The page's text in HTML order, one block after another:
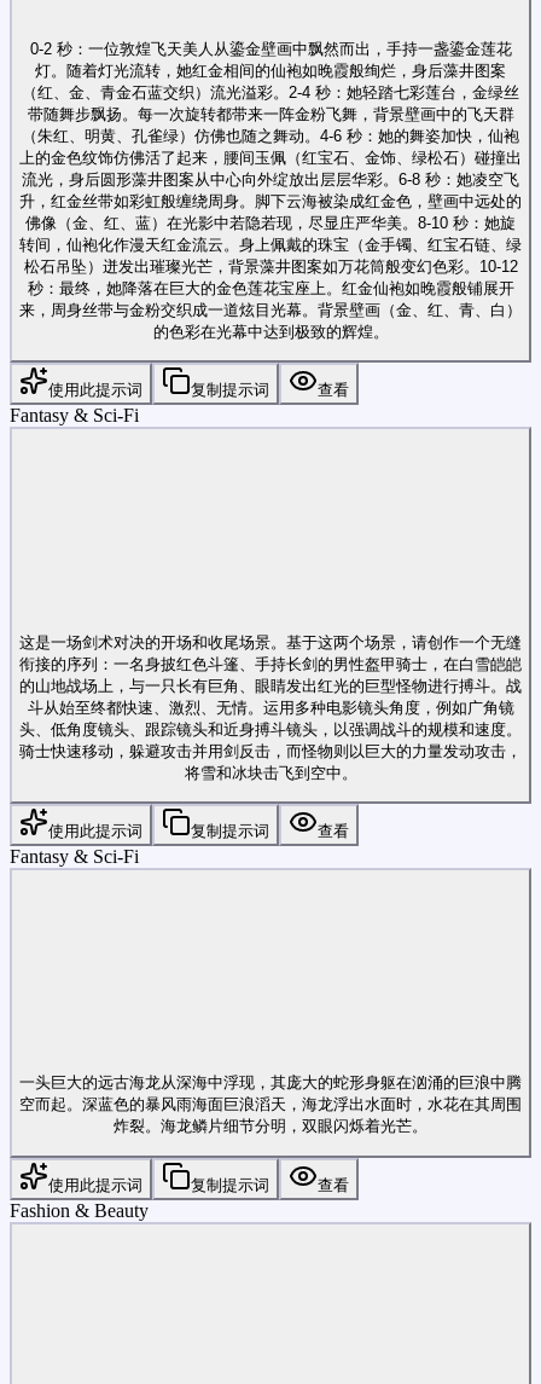
0-2 秒：一位敦煌飞天美人从鎏金壁画中飘然而出，手持一盏鎏金莲花
灯。随着灯光流转，她红金相间的仙袍如晚霞般绚烂，身后藻井图案
（红、金、青金石蓝交织）流光溢彩。2-4 秒：她轻踏七彩莲台，金绿丝
带随舞步飘扬。每一次旋转都带来一阵金粉飞舞，背景壁画中的飞天群
（朱红、明黄、孔雀绿）仿佛也随之舞动。4-6 秒：她的舞姿加快，仙袍
上的金色纹饰仿佛活了起来，腰间玉佩（红宝石、金饰、绿松石）碰撞出
流光，身后圆形藻井图案从中心向外绽放出层层华彩。6-8 秒：她凌空飞
升，红金丝带如彩虹般缠绕周身。脚下云海被染成红金色，壁画中远处的
佛像（金、红、蓝）在光影中若隐若现，尽显庄严华美。8-10 秒：她旋
转间，仙袍化作漫天红金流云。身上佩戴的珠宝（金手镯、红宝石链、绿
松石吊坠）迸发出璀璨光芒，背景藻井图案如万花筒般变幻色彩。10-12
秒：最终，她降落在巨大的金色莲花宝座上。红金仙袍如晚霞般铺展开
来，周身丝带与金粉交织成一道炫目光幕。背景壁画（金、红、青、白）
的色彩在光幕中达到极致的辉煌。
使用此提示词 复制提示词 查看
Fantasy & Sci-Fi
这是一场剑术对决的开场和收尾场景。基于这两个场景，请创作一个无缝
衔接的序列：一名身披红色斗篷、手持长剑的男性盔甲骑士，在白雪皑皑
的山地战场上，与一只长有巨角、眼睛发出红光的巨型怪物进行搏斗。战
斗从始至终都快速、激烈、无情。运用多种电影镜头角度，例如广角镜
头、低角度镜头、跟踪镜头和近身搏斗镜头，以强调战斗的规模和速度。
骑士快速移动，躲避攻击并用剑反击，而怪物则以巨大的力量发动攻击，
将雪和冰块击飞到空中。
使用此提示词 复制提示词 查看
Fantasy & Sci-Fi
一头巨大的远古海龙从深海中浮现，其庞大的蛇形身躯在汹涌的巨浪中腾
空而起。深蓝色的暴风雨海面巨浪滔天，海龙浮出水面时，水花在其周围
炸裂。海龙鳞片细节分明，双眼闪烁着光芒。
使用此提示词 复制提示词 查看
Fashion & Beauty